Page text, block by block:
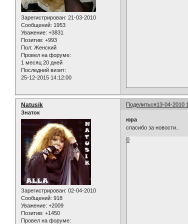
Зарегистрирован: 21-03-2010
Сообщений: 1953
Уважение: +3831
Позитив: +993
Пол: Женский
Провел на форуме:
1 месяц 20 дней
Последний визит:
25-12-2015 14:12:00
Поделиться13-04-2010
Natusik
Знаток
Зарегистрирован: 02-04-2010
Сообщений: 918
Уважение: +2009
Позитив: +1450
Провел на форуме:
юра
спасибо за новости..
0